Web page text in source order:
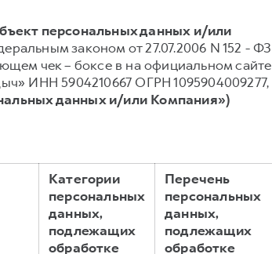
персональных данных и/или
законом от 27.07.2006 N 152 - ФЗ
чек – боксе в на официальном сайте
ИНН 5904210667 ОГРН 1095904009277,
данных и/или Компания»)
Категории
персональных
данных,
подлежащих
обработке
Перечень
персональных
данных,
подлежащих
обработке